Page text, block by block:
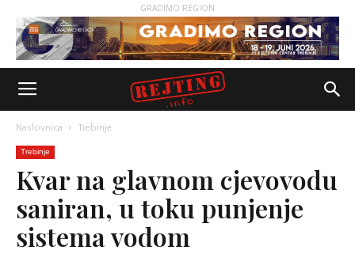
GRADIMO REGION
Naslovnica Trebinje
Trebinje
Kvar na glavnom cjevovodu
saniran, u toku punjenje
sistema vodom